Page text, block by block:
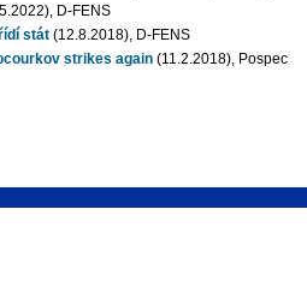
D-FENS
stát (12.8.2018), D-FENS
strikes again (11.2.2018), Pospec